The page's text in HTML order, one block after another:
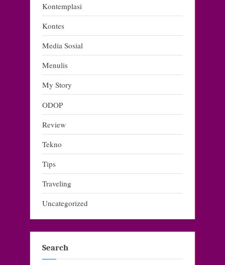
Kontemplasi
Kontes
Media Sosial
Menulis
My Story
ODOP
Review
Tekno
Tips
Traveling
Uncategorized
Search